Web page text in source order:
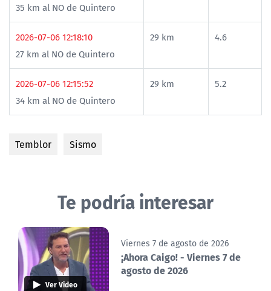
35 km al NO de Quintero
2026-07-06 12:18:10
27 km al NO de Quintero
29 km 4.6
2026-07-06 12:15:52
34 km al NO de Quintero
29 km 5.2
Temblor Sismo
Te podría interesar
Ver Video
Viernes 7 de agosto de 2026
¡Ahora Caigo! - Viernes 7 de
agosto de 2026